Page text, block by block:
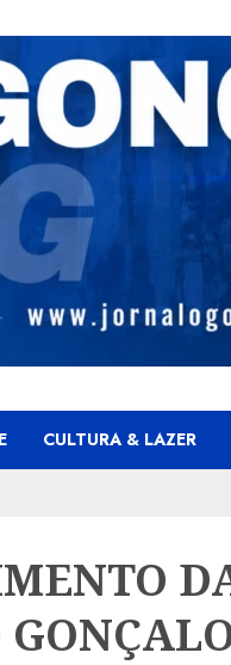
CULTURA & LAZER